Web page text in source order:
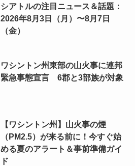
シアトルの注目ニュース＆話題：
2026年8月3日（月）〜8月7日
（金）
ワシントン州東部の山火事に連邦
緊急事態宣言 6郡と3部族が対象
【ワシントン州】山火事の煙
（PM2.5）が来る前に！今すぐ始
める夏のアラート＆事前準備ガイ
ド